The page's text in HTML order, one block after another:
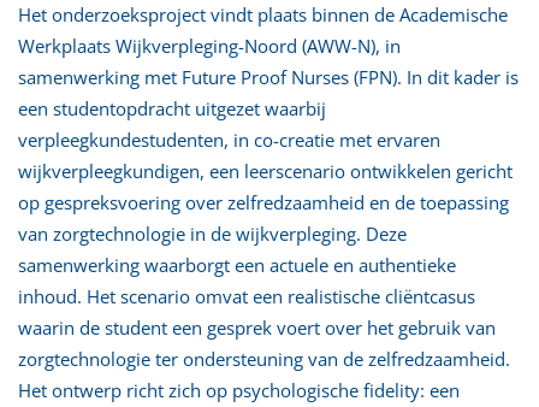
Het onderzoeksproject vindt plaats binnen de Academische
Werkplaats Wijkverpleging-Noord (AWW-N), in
samenwerking met Future Proof Nurses (FPN). In dit kader is
een studentopdracht uitgezet waarbij
verpleegkundestudenten, in co-creatie met ervaren
wijkverpleegkundigen, een leerscenario ontwikkelen gericht
op gespreksvoering over zelfredzaamheid en de toepassing
van zorgtechnologie in de wijkverpleging. Deze
samenwerking waarborgt een actuele en authentieke
inhoud. Het scenario omvat een realistische cliëntcasus
waarin de student een gesprek voert over het gebruik van
zorgtechnologie ter ondersteuning van de zelfredzaamheid.
Het ontwerp richt zich op psychologische fidelity: een